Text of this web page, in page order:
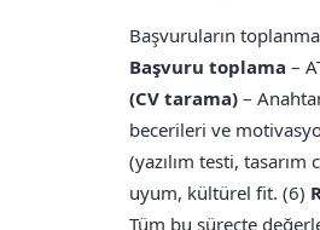
Başvuruların
Başvuru toplama –
(CV tarama) –
becerileri ve
(yazılım testi,
uyum, kültürel fit. (6)
Tüm bu süreçte